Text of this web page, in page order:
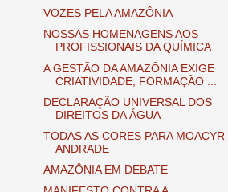
VOZES PELA AMAZÔNIA
NOSSAS HOMENAGENS AOS
PROFISSIONAIS DA QUÍMICA
A GESTÃO DA AMAZÔNIA EXIGE
CRIATIVIDADE, FORMAÇÃO ...
DECLARAÇÃO UNIVERSAL DOS
DIREITOS DA ÁGUA
TODAS AS CORES PARA MOACYR
ANDRADE
AMAZÔNIA EM DEBATE